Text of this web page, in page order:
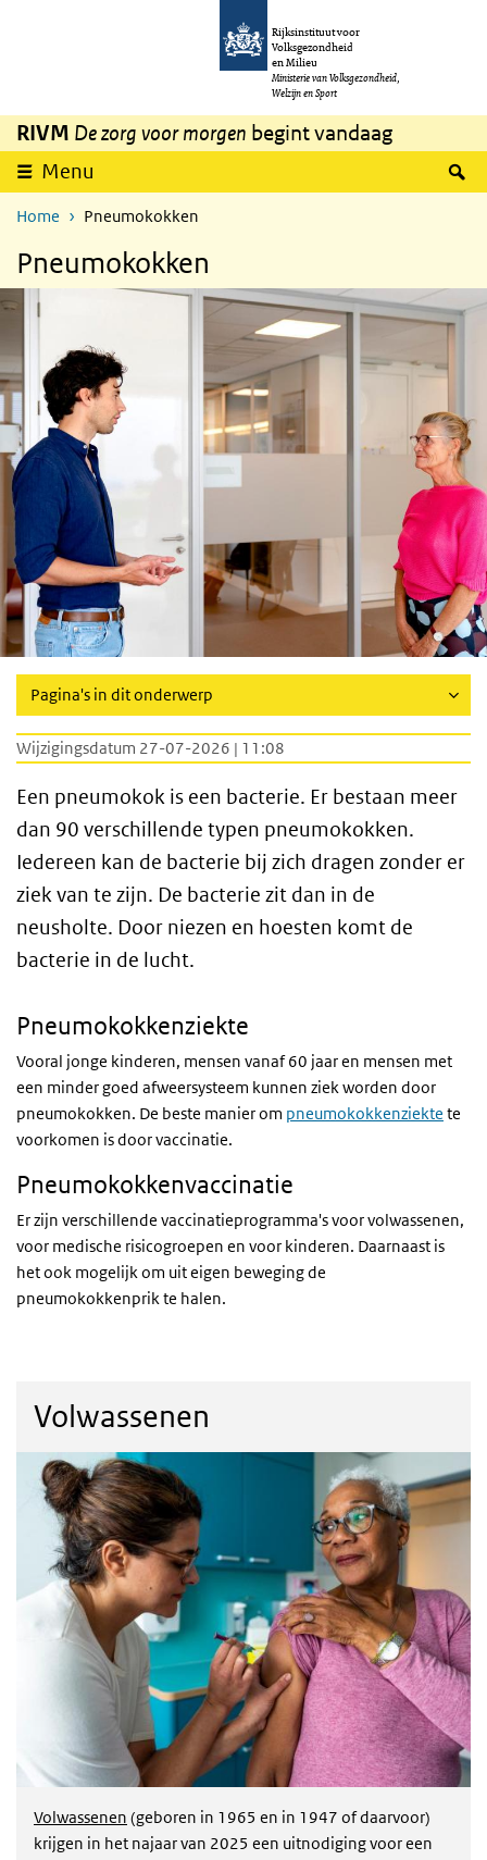
Overslaan en naar de inhoud gaan
Rijksinstituut voor
Volksgezondheid
en Milieu
Ministerie van Volksgezondheid,
Welzijn en Sport
RIVM De zorg voor morgen begint vandaag
Menu
Home Pneumokokken
Pneumokokken
Pagina's in dit onderwerp
Wijzigingsdatum 27-07-2026 | 11:08
Een pneumokok is een bacterie. Er bestaan meer
dan 90 verschillende typen pneumokokken.
Iedereen kan de bacterie bij zich dragen zonder er
ziek van te zijn. De bacterie zit dan in de
neusholte. Door niezen en hoesten komt de
bacterie in de lucht.
Pneumokokkenziekte
Vooral jonge kinderen, mensen vanaf 60 jaar en mensen met
een minder goed afweersysteem kunnen ziek worden door
pneumokokken. De beste manier om pneumokokkenziekte te
voorkomen is door vaccinatie.
Pneumokokkenvaccinatie
Er zijn verschillende vaccinatieprogramma's voor volwassenen,
voor medische risicogroepen en voor kinderen. Daarnaast is
het ook mogelijk om uit eigen beweging de
pneumokokkenprik te halen.
Volwassenen
Volwassenen (geboren in 1965 en in 1947 of daarvoor)
krijgen in het najaar van 2025 een uitnodiging voor een